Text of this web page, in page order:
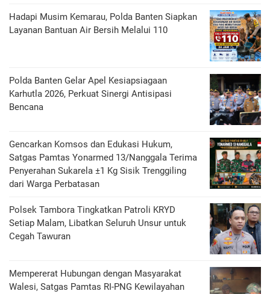
Hadapi Musim Kemarau, Polda Banten Siapkan
Layanan Bantuan Air Bersih Melalui 110
Polda Banten Gelar Apel Kesiapsiagaan
Karhutla 2026, Perkuat Sinergi Antisipasi
Bencana
Gencarkan Komsos dan Edukasi Hukum,
Satgas Pamtas Yonarmed 13/Nanggala Terima
Penyerahan Sukarela ±1 Kg Sisik Trenggiling
dari Warga Perbatasan
Polsek Tambora Tingkatkan Patroli KRYD
Setiap Malam, Libatkan Seluruh Unsur untuk
Cegah Tawuran
Mempererat Hubungan dengan Masyarakat
Walesi, Satgas Pamtas RI-PNG Kewilayahan